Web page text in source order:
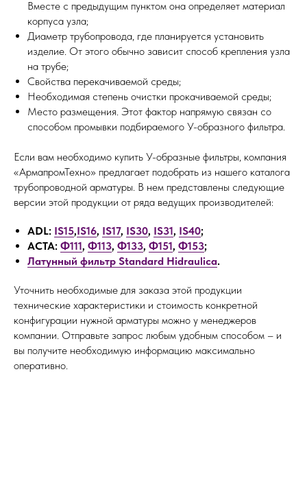
Вместе с предыдущим пунктом она определяет материал
корпуса узла;
Диаметр трубопровода, где планируется установить
изделие. От этого обычно зависит способ крепления узла
на трубе;
Свойства перекачиваемой среды;
Необходимая степень очистки прокачиваемой среды;
Место размещения. Этот фактор напрямую связан со
способом промывки подбираемого У-образного фильтра.
Если вам необходимо купить У-образные фильтры, компания
«АрмапромТехно» предлагает подобрать из нашего каталога
трубопроводной арматуры. В нем представлены следующие
версии этой продукции от ряда ведущих производителей:
ADL: IS15,IS16, IS17, IS30, IS31, IS40;
АСТА: Ф111, Ф113, Ф133, Ф151, Ф153;
Латунный фильтр Standard Hidraulica.
Уточнить необходимые для заказа этой продукции
технические характеристики и стоимость конкретной
конфигурации нужной арматуры можно у менеджеров
компании. Отправьте запрос любым удобным способом – и
вы получите необходимую информацию максимально
оперативно.